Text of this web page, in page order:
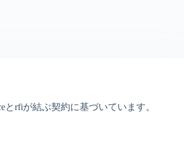
rfiが結ぶ契約に基づいています。